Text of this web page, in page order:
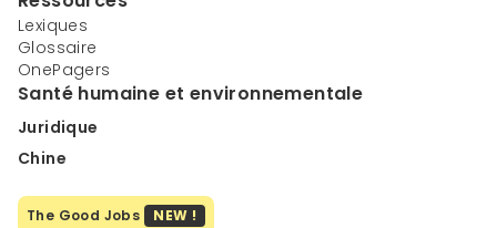
Lexiques
Glossaire
OnePagers
Santé humaine et environnementale
Juridique
Chine
The Good Jobs NEW !